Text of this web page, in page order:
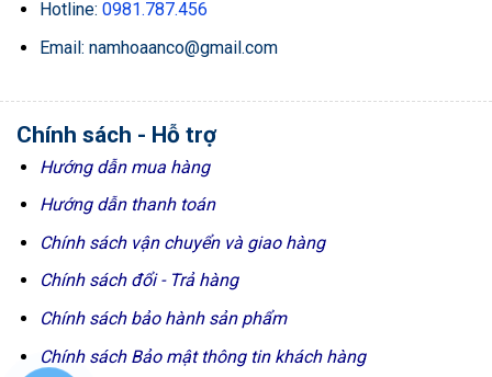
Hotline: 0981.787.456
Email: namhoaanco@gmail.com
Chính sách - Hỗ trợ
Hướng dẫn mua hàng
Hướng dẫn thanh toán
Chính sách vận chuyển và giao hàng
Chính sách đổi - Trả hàng
Chính sách bảo hành sản phẩm
Chính sách Bảo mật thông tin khách hàng